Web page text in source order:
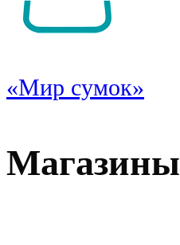
«Мир сумок»
Магазины